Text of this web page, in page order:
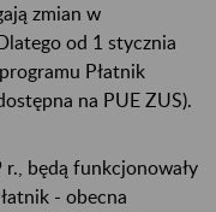
zmian w
od 1 stycznia
Płatnik
na PUE ZUS).
będą funkcjonowały
- obecna